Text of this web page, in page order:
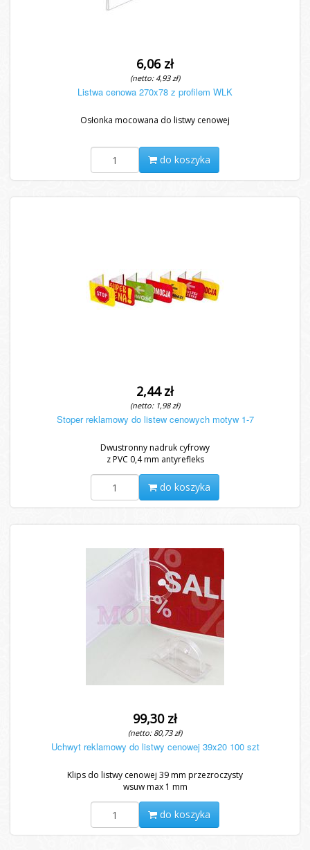
6,06 zł
(netto: 4,93 zł)
Listwa cenowa 270x78 z profilem WLK
Osłonka mocowana do listwy cenowej
do koszyka
2,44 zł
(netto: 1,98 zł)
Stoper reklamowy do listew cenowych motyw 1-7
Dwustronny nadruk cyfrowy
z PVC 0,4 mm antyrefleks
do koszyka
99,30 zł
(netto: 80,73 zł)
Uchwyt reklamowy do listwy cenowej 39x20 100 szt
Klips do listwy cenowej 39 mm przezroczysty
wsuw max 1 mm
do koszyka